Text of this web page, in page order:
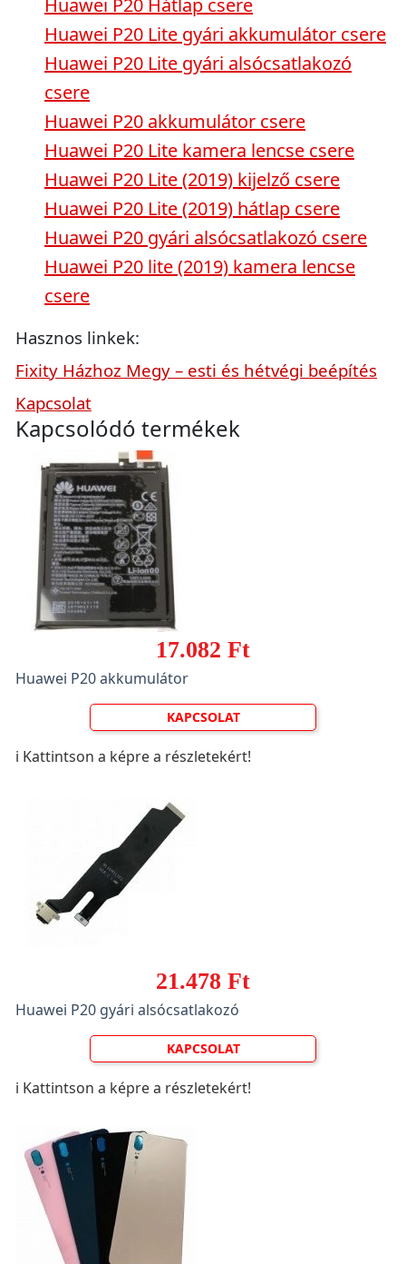
Huawei P20 Hátlap csere
Huawei P20 Lite gyári akkumulátor csere
Huawei P20 Lite gyári alsócsatlakozó
csere
Huawei P20 akkumulátor csere
Huawei P20 Lite kamera lencse csere
Huawei P20 Lite (2019) kijelző csere
Huawei P20 Lite (2019) hátlap csere
Huawei P20 gyári alsócsatlakozó csere
Huawei P20 lite (2019) kamera lencse
csere
Hasznos linkek:
Fixity Házhoz Megy – esti és hétvégi beépítés
Kapcsolat
Kapcsolódó termékek
17.082 Ft
Huawei P20 akkumulátor
KAPCSOLAT
ℹ️ Kattintson a képre a részletekért!
21.478 Ft
Huawei P20 gyári alsócsatlakozó
KAPCSOLAT
ℹ️ Kattintson a képre a részletekért!